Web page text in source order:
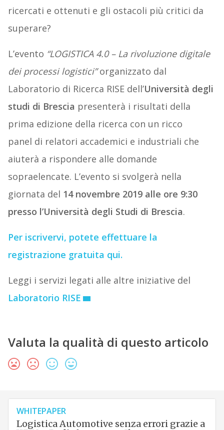
ricercati e ottenuti e gli ostacoli più critici da
superare?
L’evento “LOGISTICA 4.0 – La rivoluzione digitale
dei processi logistici”organizzato dal
Laboratorio di Ricerca RISE dell’Università degli
studi di Brescia presenterà i risultati della
prima edizione della ricerca con un ricco
panel di relatori accademici e industriali che
aiuterà a rispondere alle domande
sopraelencate. L’evento si svolgerà nella
giornata del 14 novembre 2019 alle ore 9:30
presso l’Università degli Studi di Brescia.
Per iscrivervi, potete effettuare la
registrazione gratuita qui.
Leggi i servizi legati alle altre iniziative del
Laboratorio RISE
Valuta la qualità di questo articolo
WHITEPAPER
Logistica Automotive senza errori grazie a